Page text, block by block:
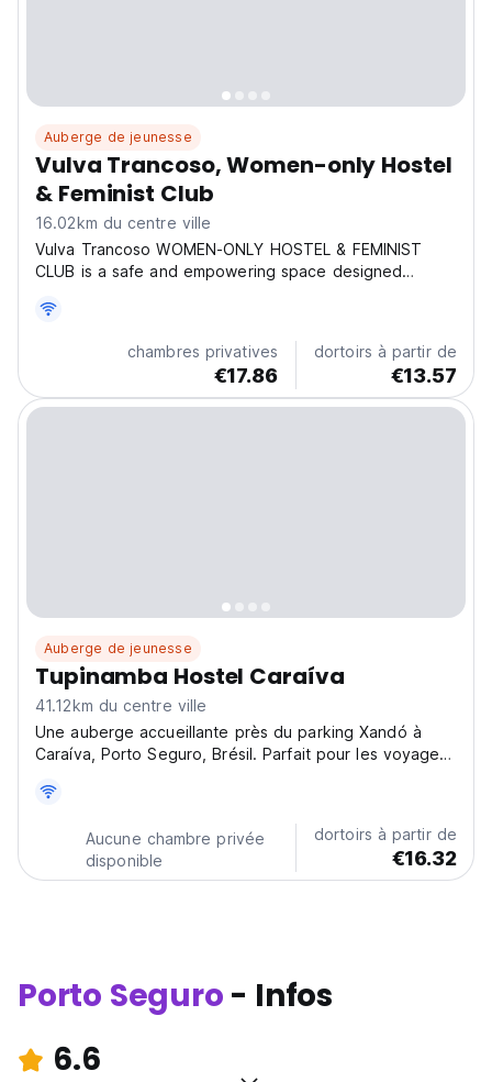
Auberge de jeunesse
Vulva Trancoso, Women-only Hostel
& Feminist Club
16.02km du centre ville
Vulva Trancoso WOMEN-ONLY HOSTEL & FEMINIST
CLUB is a safe and empowering space designed
Trancoso. Here you are goddesses — welcome to the
Olimpo. We offer two internet providers, strong Wi-Fi
throughout the...chambres privatives
€17.86
dortoirs à partir de
€13.57
Auberge de jeunesse
Tupinamba Hostel Caraíva
41.12km du centre ville
Une auberge accueillante près du parking Xandó à
Caraíva, Porto Seguro, Brésil. Parfait pour les voyages
une ambiance relaxante. (Auto-translated from original
Aucune chambre privée
disponible
dortoirs à partir de
€16.32
Porto Seguro - Infos
6.6